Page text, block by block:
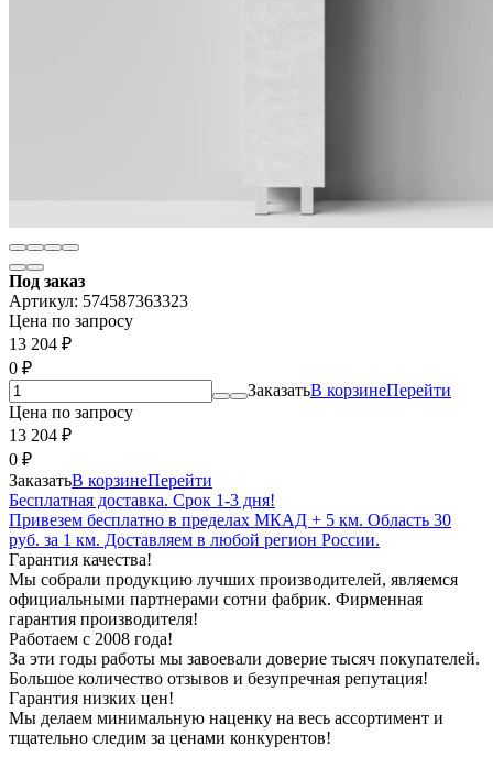
Под заказ
Артикул: 574587363323
Цена по запросу
13 204 ₽
0 ₽
ЗаказатьВ корзинеПерейти
Цена по запросу
13 204 ₽
0 ₽
ЗаказатьВ корзинеПерейти
Бесплатная доставка. Срок 1-3 дня!
Привезем бесплатно в пределах МКАД + 5 км. Область 30
руб. за 1 км. Доставляем в любой регион России.
Гарантия качества!
Мы собрали продукцию лучших производителей, являемся
официальными партнерами сотни фабрик. Фирменная
гарантия производителя!
Работаем с 2008 года!
За эти годы работы мы завоевали доверие тысяч покупателей.
Большое количество отзывов и безупречная репутация!
Гарантия низких цен!
Мы делаем минимальную наценку на весь ассортимент и
тщательно следим за ценами конкурентов!